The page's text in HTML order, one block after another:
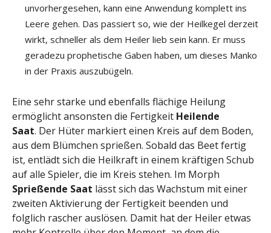
unvorhergesehen, kann eine Anwendung komplett ins
Leere gehen. Das passiert so, wie der Heilkegel derzeit
wirkt, schneller als dem Heiler lieb sein kann. Er muss
geradezu prophetische Gaben haben, um dieses Manko
in der Praxis auszubügeln.
Eine sehr starke und ebenfalls flächige Heilung
ermöglicht ansonsten die Fertigkeit Heilende
Saat. Der Hüter markiert einen Kreis auf dem Boden,
aus dem Blümchen sprießen. Sobald das Beet fertig
ist, entlädt sich die Heilkraft in einem kräftigen Schub
auf alle Spieler, die im Kreis stehen. Im Morph
Sprießende Saat lässt sich das Wachstum mit einer
zweiten Aktivierung der Fertigkeit beenden und
folglich rascher auslösen. Damit hat der Heiler etwas